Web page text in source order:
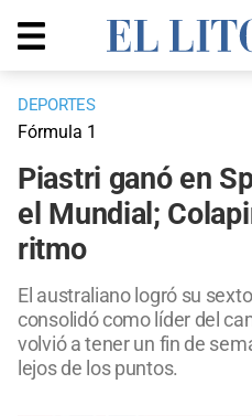
DEPORTES
Fórmula 1
Piastri ganó en
el Mundial;
ritmo
El australiano logró su
consolidó como líder del
volvió a tener un fin de
lejos de los puntos.